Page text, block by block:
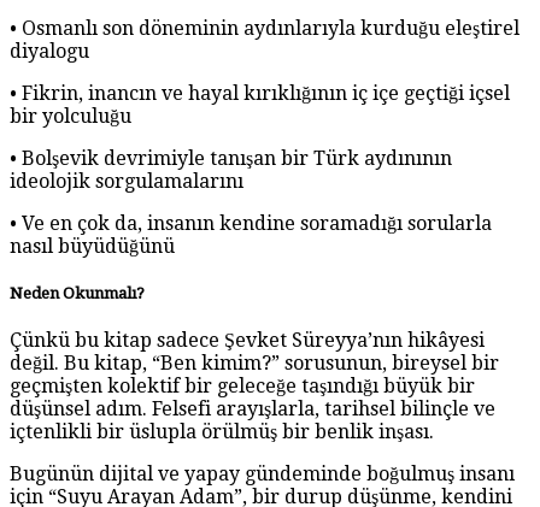
• Osmanlı son döneminin aydınlarıyla kurduğu eleştirel
diyalogu
• Fikrin, inancın ve hayal kırıklığının iç içe geçtiği içsel
bir yolculuğu
• Bolşevik devrimiyle tanışan bir Türk aydınının
ideolojik sorgulamalarını
• Ve en çok da, insanın kendine soramadığı sorularla
nasıl büyüdüğünü
Neden Okunmalı?
Çünkü bu kitap sadece Şevket Süreyya’nın hikâyesi
değil. Bu kitap, “Ben kimim?” sorusunun, bireysel bir
geçmişten kolektif bir geleceğe taşındığı büyük bir
düşünsel adım. Felsefi arayışlarla, tarihsel bilinçle ve
içtenlikli bir üslupla örülmüş bir benlik inşası.
Bugünün dijital ve yapay gündeminde boğulmuş insanı
için “Suyu Arayan Adam”, bir durup düşünme, kendini